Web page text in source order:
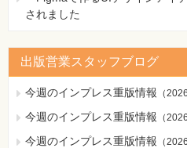
されました
出版営業スタッフブログ
今週のインプレス重版情報 （
今週のインプレス重版情報 （
今週のインプレス重版情報 （